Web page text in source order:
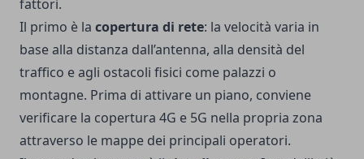
fattori.
Il primo è la copertura di rete: la velocità varia in
base alla distanza dall’antenna, alla densità del
traffico e agli ostacoli fisici come palazzi o
montagne. Prima di attivare un piano, conviene
verificare la copertura 4G e 5G nella propria zona
attraverso le mappe dei principali operatori.